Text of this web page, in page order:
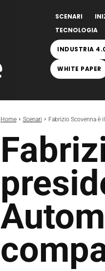
SCENARI
TECNOLOGIA
INDUSTRIA
WHITE PAPER
Home Scenari Fabrizio Scovenna è